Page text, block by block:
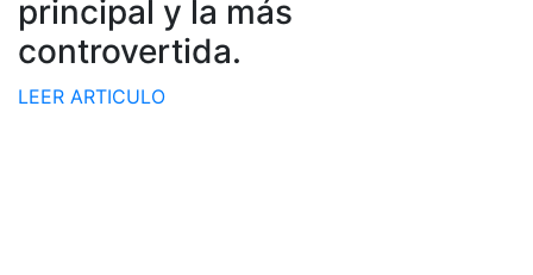
principal y la más
controvertida.
LEER ARTICULO